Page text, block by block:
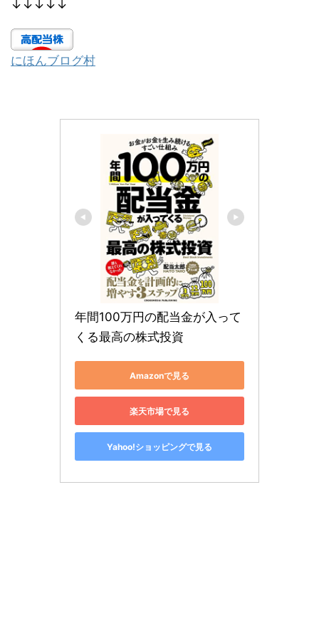
↓↓↓↓↓
にほんブログ村
年間100万円の配当金が入って
くる最高の株式投資
Amazonで見る
楽天市場で見る
Yahoo!ショッピングで見る